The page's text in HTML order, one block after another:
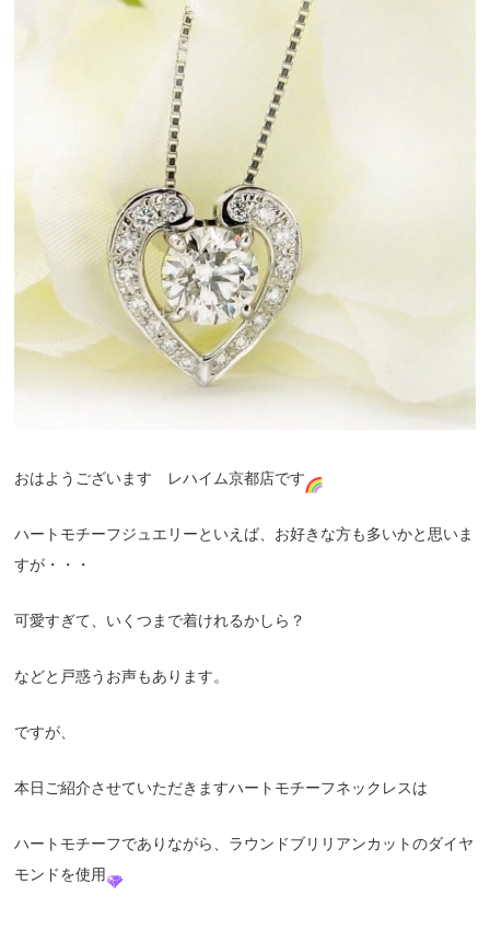
おはようございます レハイム京都店です
ハートモチーフジュエリーといえば、お好きな方も多いかと思いま
すが・・・
可愛すぎて、いくつまで着けれるかしら？
などと戸惑うお声もあります。
ですが、
本日ご紹介させていただきますハートモチーフネックレスは
ハートモチーフでありながら、ラウンドブリリアンカットのダイヤ
モンドを使用